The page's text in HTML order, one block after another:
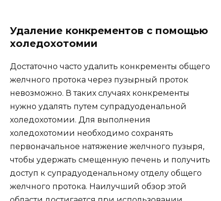
Удаление конкрементов с помощью
холедохотомии
Достаточно часто удалить конкременты общего
желчного протока через пузырный проток
невозможно. В таких случаях конкременты
нужно удалять путем супрадуоденальной
холедохотомии. Для выполнения
холедохотомии необходимо сохранять
первоначальное натяжение желчного пузыря,
чтобы удержать смещенную печень и получить
доступ к супрадуоденальному отделу общего
желчного протока. Наилучший обзор этой